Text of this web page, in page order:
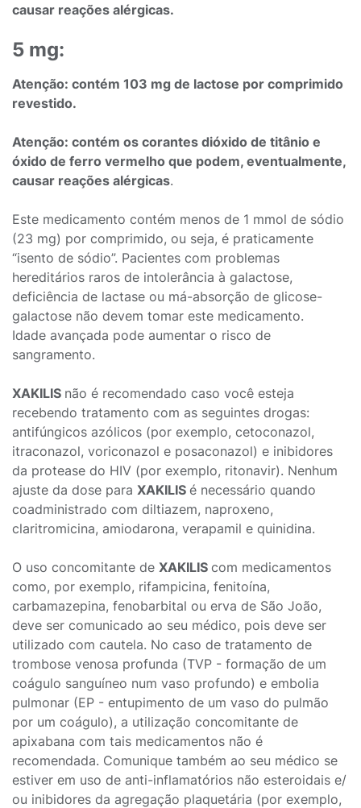
causar reações alérgicas.
5 mg:
Atenção: contém 103 mg de lactose por comprimido
revestido.
Atenção: contém os corantes dióxido de titânio e
óxido de ferro vermelho que podem, eventualmente,
causar reações alérgicas.
Este medicamento contém menos de 1 mmol de sódio
(23 mg) por comprimido, ou seja, é praticamente
“isento de sódio”. Pacientes com problemas
hereditários raros de intolerância à galactose,
deficiência de lactase ou má-absorção de glicose-
galactose não devem tomar este medicamento.
Idade avançada pode aumentar o risco de
sangramento.
XAKILIS não é recomendado caso você esteja
recebendo tratamento com as seguintes drogas:
antifúngicos azólicos (por exemplo, cetoconazol,
itraconazol, voriconazol e posaconazol) e inibidores
da protease do HIV (por exemplo, ritonavir). Nenhum
ajuste da dose para XAKILIS é necessário quando
coadministrado com diltiazem, naproxeno,
claritromicina, amiodarona, verapamil e quinidina.
O uso concomitante de XAKILIS com medicamentos
como, por exemplo, rifampicina, fenitoína,
carbamazepina, fenobarbital ou erva de São João,
deve ser comunicado ao seu médico, pois deve ser
utilizado com cautela. No caso de tratamento de
trombose venosa profunda (TVP - formação de um
coágulo sanguíneo num vaso profundo) e embolia
pulmonar (EP - entupimento de um vaso do pulmão
por um coágulo), a utilização concomitante de
apixabana com tais medicamentos não é
recomendada. Comunique também ao seu médico se
estiver em uso de anti-inflamatórios não esteroidais e/
ou inibidores da agregação plaquetária (por exemplo,